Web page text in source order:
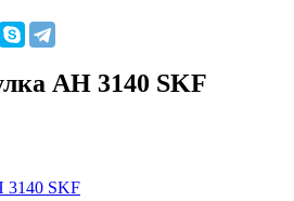
AH 3140 SKF